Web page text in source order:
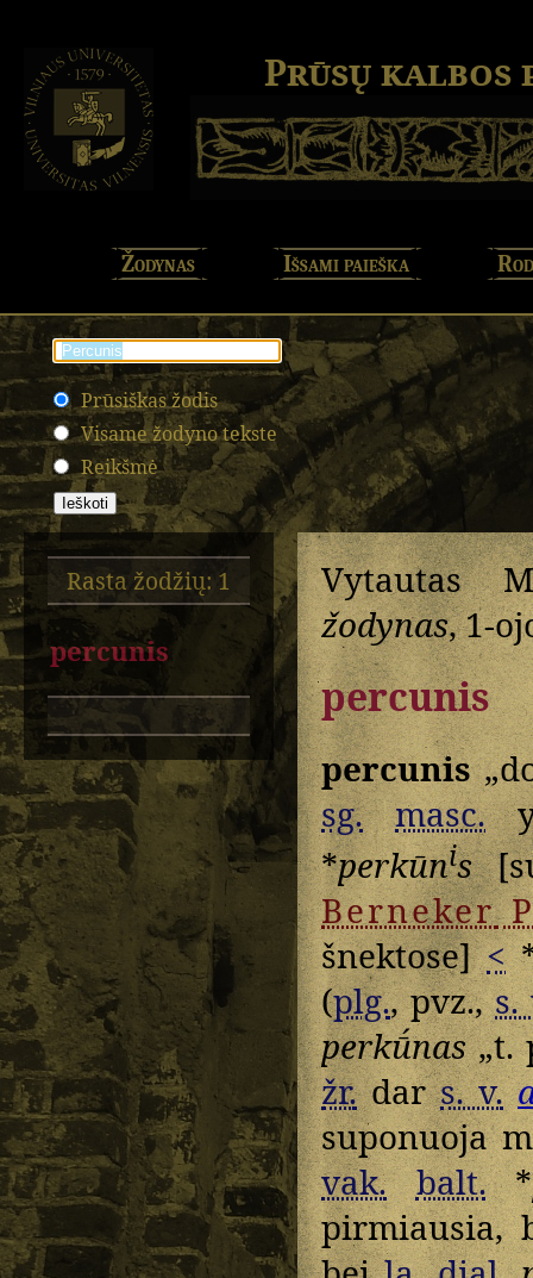
Prūsų kalbos
Žodynas Išsami paieška
Prūsiškas žodis
Visame žodyno tekste
Reikšmė
Rasta žodžių: 1
percunis
Vytautas
žodynas, 1-
percunis
percunis
sg.
masc.
*perkūnis
Berneker
šnektose]<
(plg., pvz.,s.
perkū́nas„t.
žr.dars. v.
suponuoja
vak.
balt.*
pirmiausia,